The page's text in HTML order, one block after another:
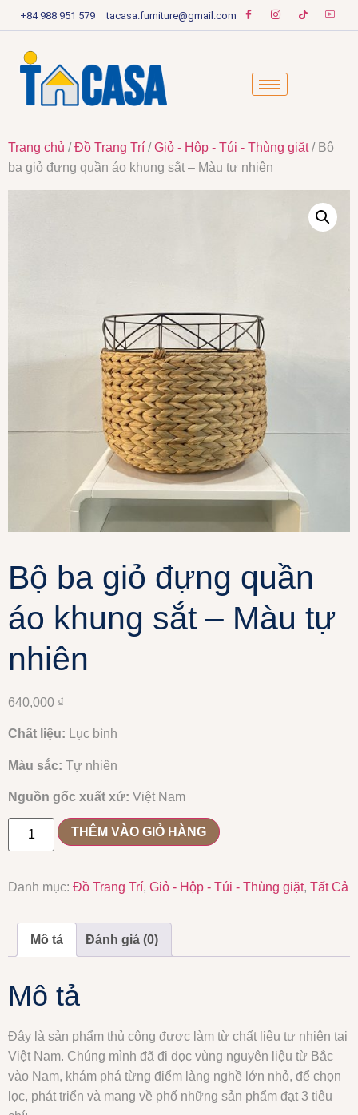
+84 988 951 579 tacasa.furniture@gmail.com
Trang chủ /Đồ Trang Trí /Giỏ - Hộp - Túi - Thùng giặt/ Bộ
ba giỏ đựng quần áo khung sắt – Màu tự nhiên
Bộ ba giỏ đựng quần
áo khung sắt – Màu tự
nhiên
640,000 ₫
Chất liệu: Lục bình
Màu sắc: Tự nhiên
Nguồn gốc xuất xứ: Việt Nam
THÊM VÀO GIỎ HÀNG
Danh mục: Đồ Trang Trí, Giỏ - Hộp - Túi - Thùng giặt, Tất Cả
Mô tả Đánh giá (0)
Mô tả
Đây là sản phẩm thủ công được làm từ chất liệu tự nhiên tại
Việt Nam. Chúng mình đã đi dọc vùng nguyên liệu từ Bắc
vào Nam, khám phá từng điểm làng nghề lớn nhỏ, để chọn
lọc, phát triển và mang về phố những sản phẩm đạt 3 tiêu